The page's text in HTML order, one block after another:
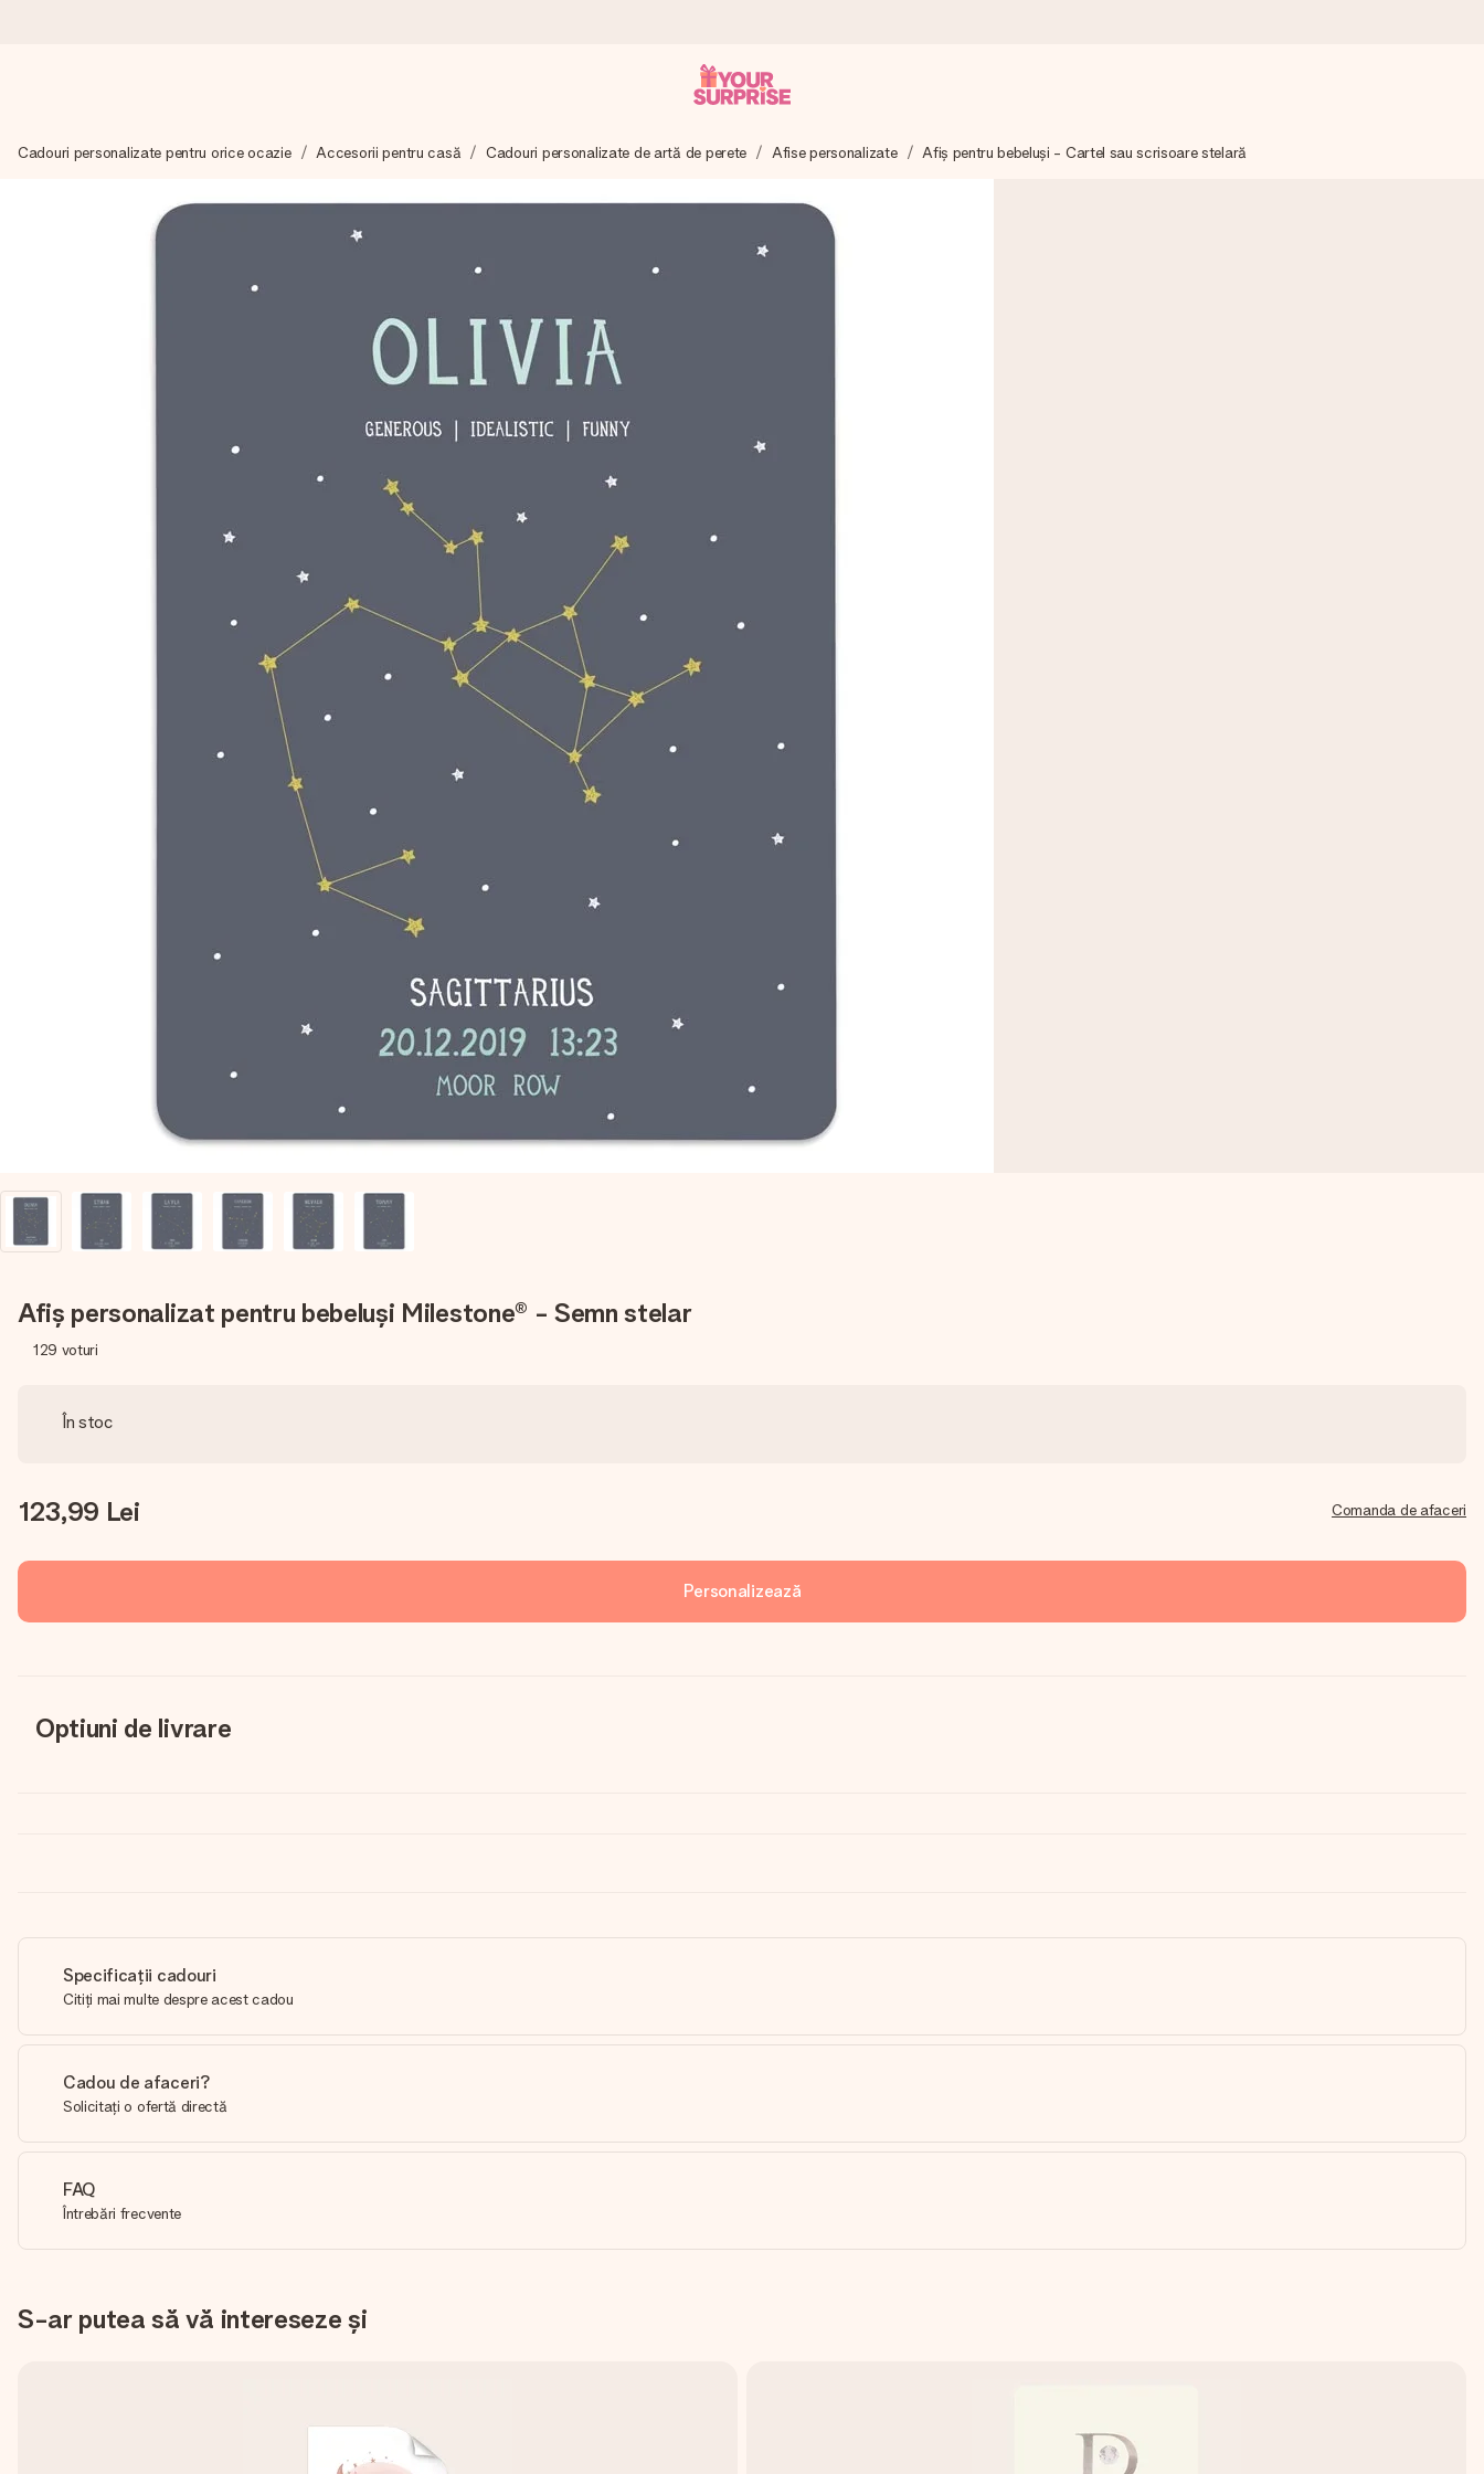
Îți alcătuim cadoul cu grijă și îl trimitem îndată spre tine - pentru ca tu să îl poți dărui exact când trebuie, atunci când contează cel mai mult.
Cadourile noastre inspiră. Clienții ne oferă nota 4,8 pe Google Reviews.
Creează ceva unic în doar câțiva pași - cu numele ei, fotografia ta sau un mesaj din suflet. Fără bătăi de cap, doar bucură-te de moment.
Cadouri personalizate pentru orice ocazie Accesorii pentru casă Cadouri personalizate de artă de perete Afise personalizate Afiș pentru bebeluși - Cartel sau scrisoare stelară
Afiș personalizat pentru bebeluși Milestone® - Semn stelar
129 voturi
În stoc
123,99 Lei Comanda de afaceri
Personalizează
Optiuni de livrare
Specificații cadouri
Citiți mai multe despre acest cadou
Cadou de afaceri?
Solicitați o ofertă directă
FAQ
Întrebări frecvente
S-ar putea să vă intereseze și